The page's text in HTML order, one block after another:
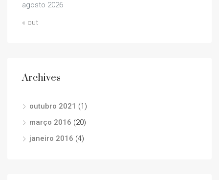
agosto 2026
« out
Archives
outubro 2021 (1)
março 2016 (20)
janeiro 2016 (4)